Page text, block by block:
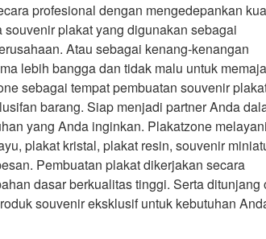
profesional dengan mengedepankan
plakat yang digunakan sebagai
Atau sebagai kenang-kenangan
lebih bangga dan tidak malu untuk
sebagai tempat pembuatan souvenir
barang. Siap menjadi partner Anda
yang Anda inginkan. Plakatzone melayani
plakat kristal, plakat resin, souvenir
Pembuatan plakat dikerjakan secara
dasar berkualitas tinggi. Serta ditunjang
souvenir eksklusif untuk kebutuhan